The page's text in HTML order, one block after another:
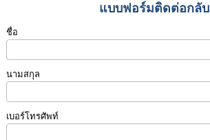
แบบฟอร์มติดต่อกลับ
ชื่อ
นามสกุล
เบอร์โทรศัพท์